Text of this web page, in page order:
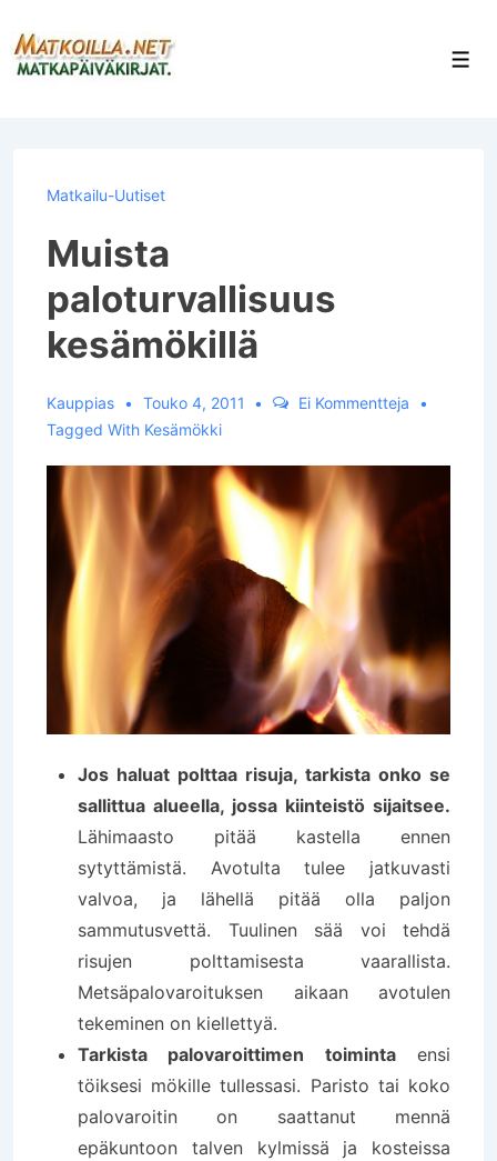
Siirry
pääsisältöön
Matkailu-Uutiset
Muista
paloturvallisuus
kesämökillä
Kauppias Touko 4, 2011
Ei Kommentteja
Tagged With Kesämökki
Jos haluat polttaa risuja, tarkista onko se
sallittua alueella, jossa kiinteistö sijaitsee.
Lähimaasto pitää kastella ennen
sytyttämistä. Avotulta tulee jatkuvasti
valvoa, ja lähellä pitää olla paljon
sammutusvettä. Tuulinen sää voi tehdä
risujen polttamisesta vaarallista.
Metsäpalovaroituksen aikaan avotulen
tekeminen on kiellettyä.
Tarkista palovaroittimen toimintaensi
töiksesi mökille tullessasi. Paristo tai koko
palovaroitin on saattanut mennä
epäkuntoon talven kylmissä ja kosteissa